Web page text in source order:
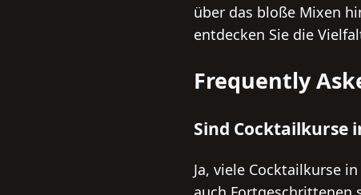
über das bloße Mixen
entdecken Sie die
Frequently
Sind Cocktailkurse
Ja, viele Cocktailkurse